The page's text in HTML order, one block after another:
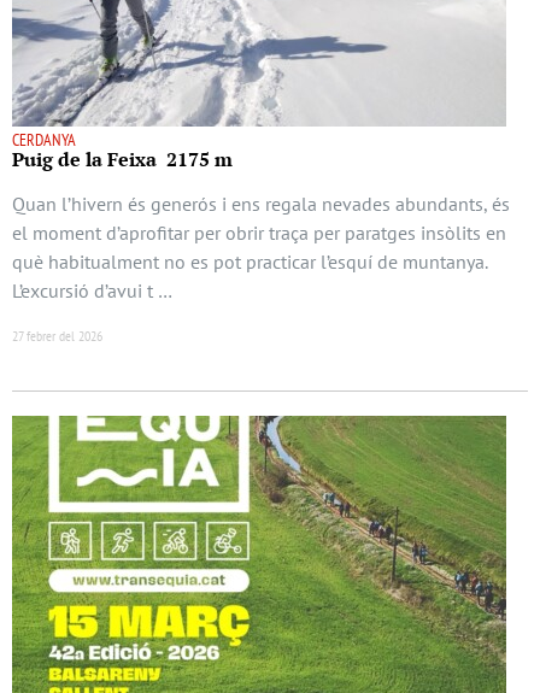
CERDANYA
Puig de la Feixa 2175 m
Quan l’hivern és generós i ens regala nevades abundants, és
el moment d’aprofitar per obrir traça per paratges insòlits en
què habitualment no es pot practicar l’esquí de muntanya.
L’excursió d’avui t …
27 febrer del 2026